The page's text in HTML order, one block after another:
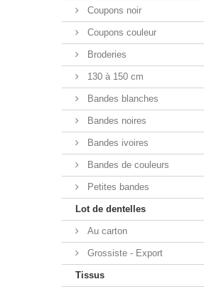
Coupons noir
Coupons couleur
Broderies
130 à 150 cm
Bandes blanches
Bandes noires
Bandes ivoires
Bandes de couleurs
Petites bandes
Lot de dentelles
Au carton
Grossiste - Export
Tissus